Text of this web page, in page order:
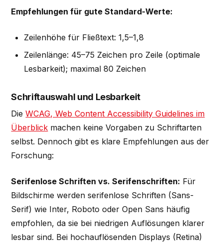
Empfehlungen für gute Standard-Werte:
Zeilenhöhe für Fließtext: 1,5–1,8
Zeilenlänge: 45–75 Zeichen pro Zeile (optimale
Lesbarkeit); maximal 80 Zeichen
Schriftauswahl und Lesbarkeit
DieWCAG, Web Content Accessibility Guidelines im
Überblick machen keine Vorgaben zu Schriftarten
selbst. Dennoch gibt es klare Empfehlungen aus der
Forschung:
Serifenlose Schriften vs. Serifenschriften: Für
Bildschirme werden serifenlose Schriften (Sans-
Serif) wie Inter, Roboto oder Open Sans häufig
empfohlen, da sie bei niedrigen Auflösungen klarer
lesbar sind. Bei hochauflösenden Displays (Retina)